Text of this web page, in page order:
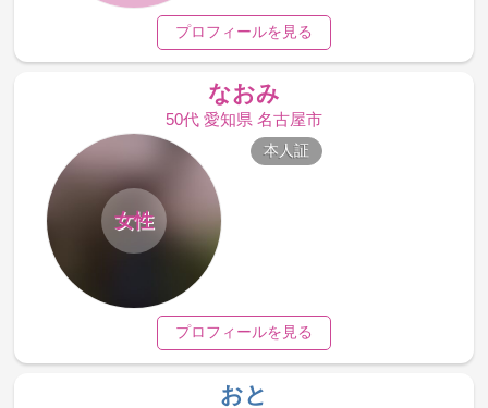
プロフィールを見る
なおみ
50代 愛知県 名古屋市
女性
本人証
プロフィールを見る
おと